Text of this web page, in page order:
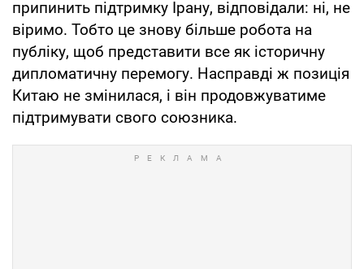
припинить підтримку Ірану, відповідали: ні, не
віримо. Тобто це знову більше робота на
публіку, щоб представити все як історичну
дипломатичну перемогу. Насправді ж позиція
Китаю не змінилася, і він продовжуватиме
підтримувати свого союзника.